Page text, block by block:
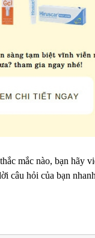
mắc nào, bạn hãy
câu hỏi của bạn